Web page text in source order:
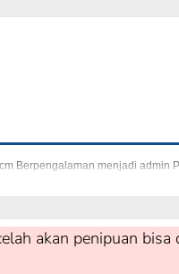
Berpengalaman menjadi admin
akan penipuan bisa